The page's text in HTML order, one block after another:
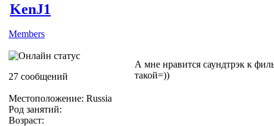
KenJ1
Members
27 сообщений
Местоположение: Russia
Род занятий:
Возраст:
А мне нравится саундтрэк к
такой=))